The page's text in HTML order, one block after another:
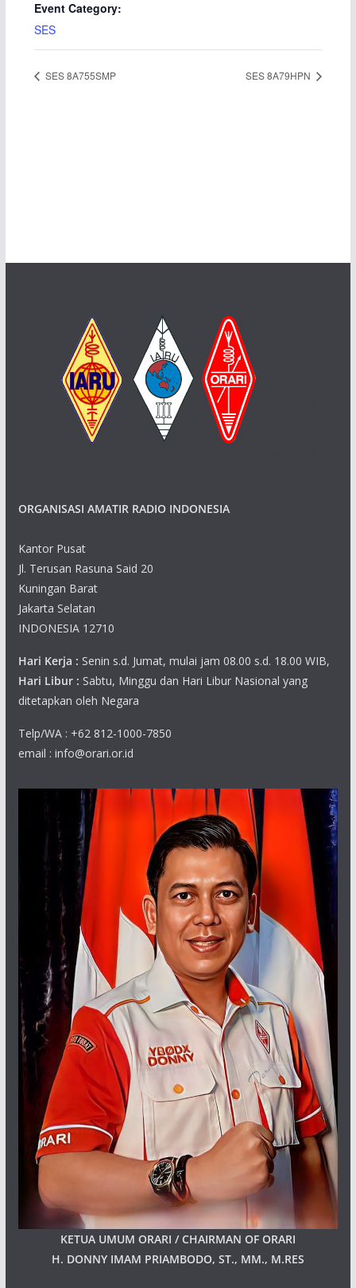
Event Category:
SES
SES 8A755SMP SES 8A79HPN
ORGANISASI AMATIR RADIO INDONESIA
Kantor Pusat
Jl. Terusan Rasuna Said 20
Kuningan Barat
Jakarta Selatan
INDONESIA 12710
Hari Kerja : Senin s.d. Jumat, mulai jam 08.00 s.d. 18.00 WIB,
Hari Libur : Sabtu, Minggu dan Hari Libur Nasional yang
ditetapkan oleh Negara
Telp/WA : +62 812-1000-7850
email : info@orari.or.id
KETUA UMUM ORARI / CHAIRMAN OF ORARI
H. DONNY IMAM PRIAMBODO, ST., MM., M.RES